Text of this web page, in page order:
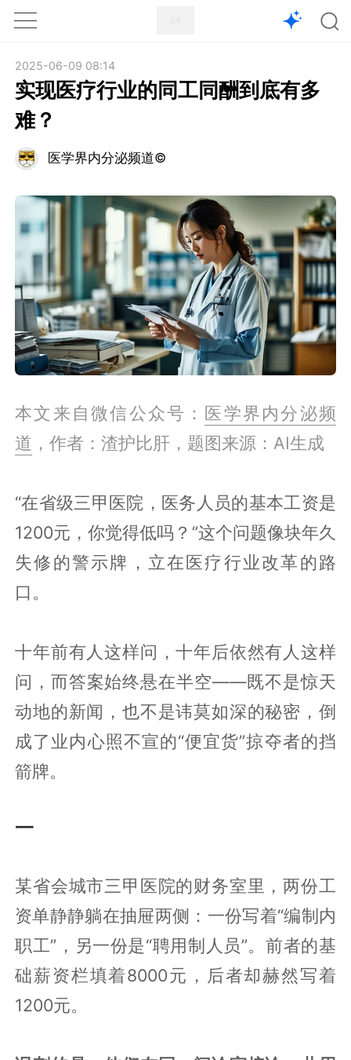
1X
2025-06-09 08:14
实现医疗行业的同工同酬到底有多
难？
医学界内分泌频道©
本文来自微信公众号： 医学界内分泌频
道 ，作者：渣护比肝，题图来源：AI生成
“在省级三甲医院，医务人员的基本工资是
1200元，你觉得低吗？”这个问题像块年久
失修的警示牌，立在医疗行业改革的路
口。
十年前有人这样问，十年后依然有人这样
问，而答案始终悬在半空——既不是惊天
动地的新闻，也不是讳莫如深的秘密，倒
成了业内心照不宣的“便宜货”掠夺者的挡
箭牌。
一
某省会城市三甲医院的财务室里，两份工
资单静静躺在抽屉两侧：一份写着“编制内
职工”，另一份是“聘用制人员”。前者的基
础薪资栏填着8000元，后者却赫然写着
1200元。